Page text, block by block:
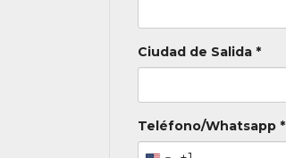
Ciudad de Salida *
Teléfono/Whatsapp *